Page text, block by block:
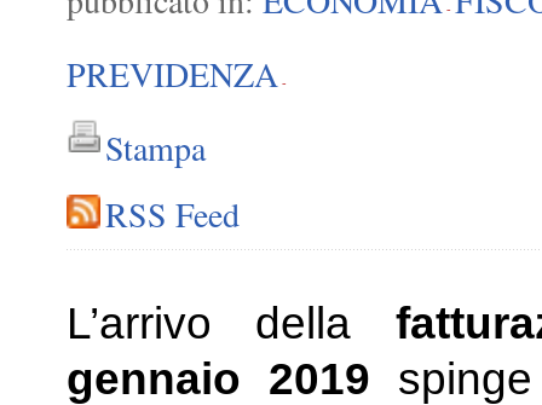
-
PREVIDENZA -
Stampa
RSS Feed
L’arrivo della
gennaio 2019